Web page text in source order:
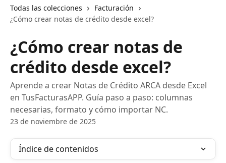
Todas las colecciones
Facturación
¿Cómo crear notas de crédito desde excel?
¿Cómo crear notas de
crédito desde excel?
Aprende a crear Notas de Crédito ARCA desde Excel
en TusFacturasAPP. Guía paso a paso: columnas
necesarias, formato y cómo importar NC.
23 de noviembre de 2025
Índice de contenidos